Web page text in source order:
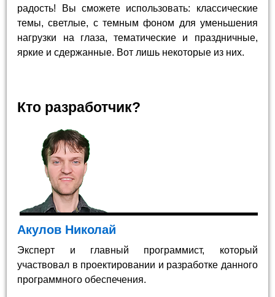
радость! Вы сможете использовать: классические
темы, светлые, с темным фоном для уменьшения
нагрузки на глаза, тематические и праздничные,
яркие и сдержанные. Вот лишь некоторые из них.
Кто разработчик?
Акулов Николай
Эксперт и главный программист, который
участвовал в проектировании и разработке данного
программного обеспечения.